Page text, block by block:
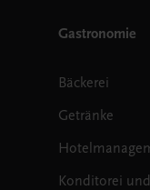
Gastronomie
Bäckerei
Getränke
Konditorei